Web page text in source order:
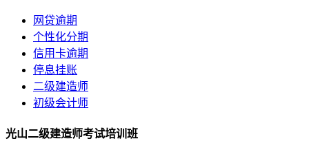
网贷逾期
个性化分期
信用卡逾期
停息挂账
二级建造师
初级会计师
光山二级建造师考试培训班